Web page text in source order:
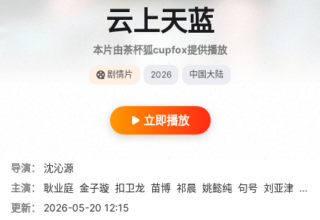
云上天蓝
本片由茶杯狐cupfox提供播放
剧情片 2026 中国大陆
立即播放
导演：
沈沁源
主演：
耿业庭 金子璇 扣卫龙 苗博 祁晨 姚懿纯 句号 刘亚津 姚尧
更新：
2026-05-20 12:15